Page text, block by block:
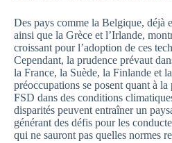
Des pays comme la Belgique, déjà
ainsi que la Grèce et l’Irlande,
croissant pour l’adoption de ces
Cependant, la prudence prévaut
la France, la Suède, la Finlande et
préoccupations se posent quant à la
FSD dans des conditions
disparités peuvent entraîner un
générant des défis pour les
qui ne sauront pas quelles normes